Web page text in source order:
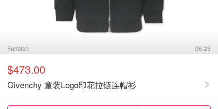
Farfetch 06-23
$473.00
Givenchy 童装Logo印花拉链连帽衫